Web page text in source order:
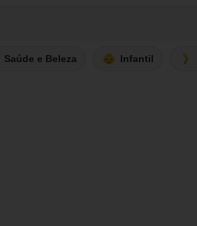
Saúde e Beleza Infantil